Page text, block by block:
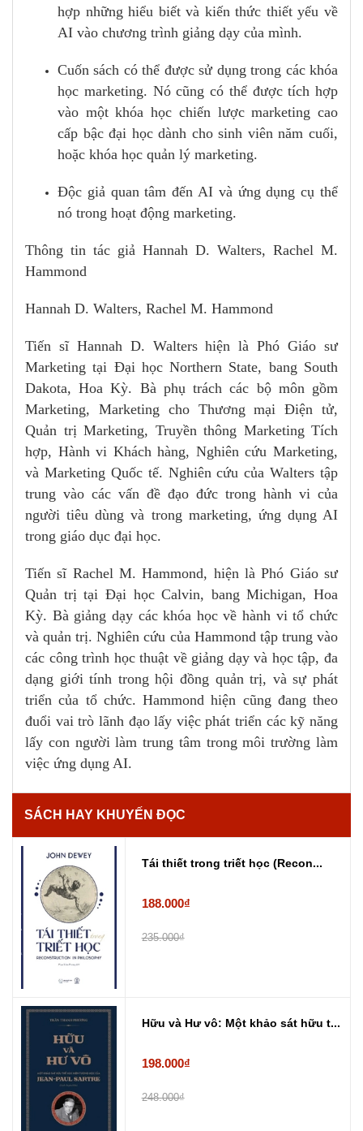
hợp những hiểu biết và kiến thức thiết yếu về
AI vào chương trình giảng dạy của mình.
Cuốn sách có thể được sử dụng trong các khóa
học marketing. Nó cũng có thể được tích hợp
vào một khóa học chiến lược marketing cao
cấp bậc đại học dành cho sinh viên năm cuối,
hoặc khóa học quản lý marketing.
Độc giả quan tâm đến AI và ứng dụng cụ thể
nó trong hoạt động marketing.
Thông tin tác giả Hannah D. Walters, Rachel M.
Hammond
Hannah D. Walters, Rachel M. Hammond
Tiến sĩ Hannah D. Walters hiện là Phó Giáo sư
Marketing tại Đại học Northern State, bang South
Dakota, Hoa Kỳ. Bà phụ trách các bộ môn gồm
Marketing, Marketing cho Thương mại Điện tử,
Quản trị Marketing, Truyền thông Marketing Tích
hợp, Hành vi Khách hàng, Nghiên cứu Marketing,
và Marketing Quốc tế. Nghiên cứu của Walters tập
trung vào các vấn đề đạo đức trong hành vi của
người tiêu dùng và trong marketing, ứng dụng AI
trong giáo dục đại học.
Tiến sĩ Rachel M. Hammond, hiện là Phó Giáo sư
Quản trị tại Đại học Calvin, bang Michigan, Hoa
Kỳ. Bà giảng dạy các khóa học về hành vi tổ chức
và quản trị. Nghiên cứu của Hammond tập trung vào
các công trình học thuật về giảng dạy và học tập, đa
dạng giới tính trong hội đồng quản trị, và sự phát
triển của tổ chức. Hammond hiện cũng đang theo
đuổi vai trò lãnh đạo lấy việc phát triển các kỹ năng
lấy con người làm trung tâm trong môi trường làm
việc ứng dụng AI.
SÁCH HAY KHUYẾN ĐỌC
Tái thiết trong triết học (Recon...
188.000₫
235.000₫
Hữu và Hư vô: Một khảo sát hữu t...
198.000₫
248.000₫